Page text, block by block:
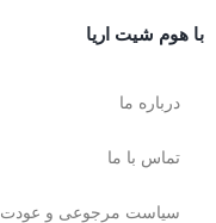
با هوم شیت اریا
درباره ما
تماس با ما
سیاست مرجوعی و عودت